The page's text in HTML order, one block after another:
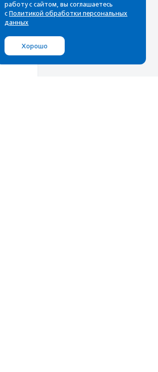
Рассылка
Cамые свежие новости,
почтовом ящике
работу с сайтом, вы соглашаетесь
с Политикой обработки персональных
данных
Хорошо